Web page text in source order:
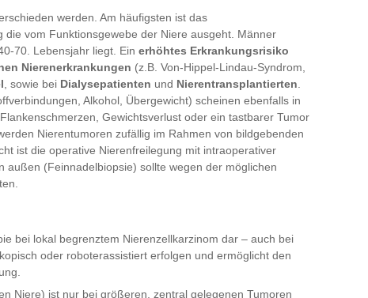
werden. Am häufigsten ist das
vom Funktionsgewebe der Niere ausgeht. Männer
70. Lebensjahr liegt. Ein erhöhtes Erkrankungsrisiko
Nierenerkrankungen (z.B. Von-Hippel-Lindau-Syndrom,
, sowie bei Dialysepatienten und Nierentransplantierten
Alkohol, Übergewicht) scheinen ebenfalls in
Flankenschmerzen, Gewichtsverlust oder ein tastbarer Tumor
Nierentumoren zufällig im Rahmen von bildgebenden
ist die operative Nierenfreilegung mit intraoperativer
(Feinnadelbiopsie) sollte wegen der möglichen
bei lokal begrenztem Nierenzellkarzinom dar – auch bei
oder roboterassistiert erfolgen und ermöglicht den
Niere) ist nur bei größeren, zentral gelegenen Tumoren